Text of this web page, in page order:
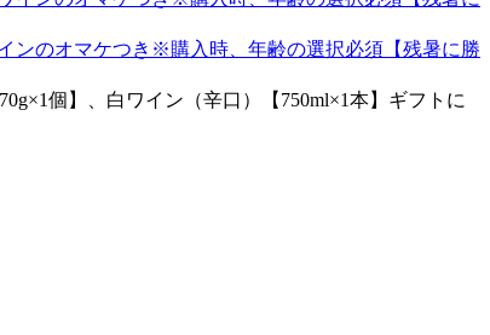
ンのオマケつき※購入時、年齢の選択必須【残暑に勝
個】、白ワイン（辛口）【750ml×1本】ギフトに